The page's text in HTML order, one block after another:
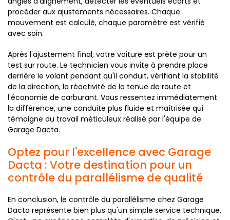
procéder aux ajustements nécessaires. Chaque
mouvement est calculé, chaque paramètre est vérifié
avec soin.
Après l'ajustement final, votre voiture est prête pour un
test sur route. Le technicien vous invite à prendre place
derrière le volant pendant qu'il conduit, vérifiant la stabilité
de la direction, la réactivité de la tenue de route et
l'économie de carburant. Vous ressentez immédiatement
la différence, une conduite plus fluide et maîtrisée qui
témoigne du travail méticuleux réalisé par l'équipe de
Garage Dacta.
Optez pour l'excellence avec Garage
Dacta : Votre destination pour un
contrôle du parallélisme de qualité
En conclusion, le contrôle du parallélisme chez Garage
Dacta représente bien plus qu'un simple service technique.